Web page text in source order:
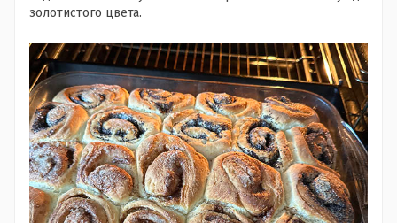
золотистого цвета.